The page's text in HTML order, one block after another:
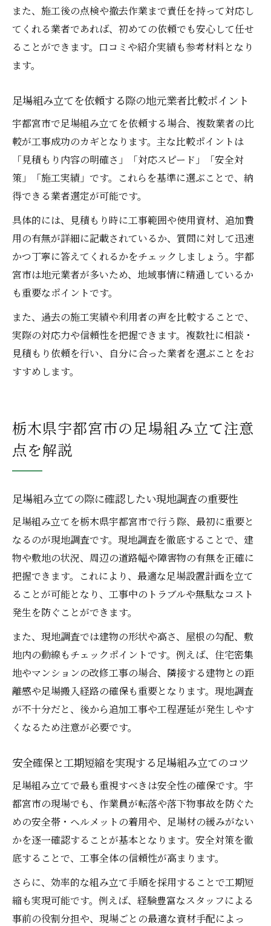
また、施工後の点検や撤去作業まで責任を持って対応し
てくれる業者であれば、初めての依頼でも安心して任せ
ることができます。口コミや紹介実績も参考材料となり
ます。
足場組み立てを依頼する際の地元業者比較ポイント
宇都宮市で足場組み立てを依頼する場合、複数業者の比
較が工事成功のカギとなります。主な比較ポイントは
「見積もり内容の明確さ」「対応スピード」「安全対
策」「施工実績」です。これらを基準に選ぶことで、納
得できる業者選定が可能です。
具体的には、見積もり時に工事範囲や使用資材、追加費
用の有無が詳細に記載されているか、質問に対して迅速
かつ丁寧に答えてくれるかをチェックしましょう。宇都
宮市は地元業者が多いため、地域事情に精通しているか
も重要なポイントです。
また、過去の施工実績や利用者の声を比較することで、
実際の対応力や信頼性を把握できます。複数社に相談・
見積もり依頼を行い、自分に合った業者を選ぶことをお
すすめします。
栃木県宇都宮市の足場組み立て注意
点を解説
足場組み立ての際に確認したい現地調査の重要性
足場組み立てを栃木県宇都宮市で行う際、最初に重要と
なるのが現地調査です。現地調査を徹底することで、建
物や敷地の状況、周辺の道路幅や障害物の有無を正確に
把握できます。これにより、最適な足場設置計画を立て
ることが可能となり、工事中のトラブルや無駄なコスト
発生を防ぐことができます。
また、現地調査では建物の形状や高さ、屋根の勾配、敷
地内の動線もチェックポイントです。例えば、住宅密集
地やマンションの改修工事の場合、隣接する建物との距
離感や足場搬入経路の確保も重要となります。現地調査
が不十分だと、後から追加工事や工程遅延が発生しやす
くなるため注意が必要です。
安全確保と工期短縮を実現する足場組み立てのコツ
足場組み立てで最も重視すべきは安全性の確保です。宇
都宮市の現場でも、作業員が転落や落下物事故を防ぐた
めの安全帯・ヘルメットの着用や、足場材の緩みがない
かを逐一確認することが基本となります。安全対策を徹
底することで、工事全体の信頼性が高まります。
さらに、効率的な組み立て手順を採用することで工期短
縮も実現可能です。例えば、経験豊富なスタッフによる
事前の役割分担や、現場ごとの最適な資材手配によっ